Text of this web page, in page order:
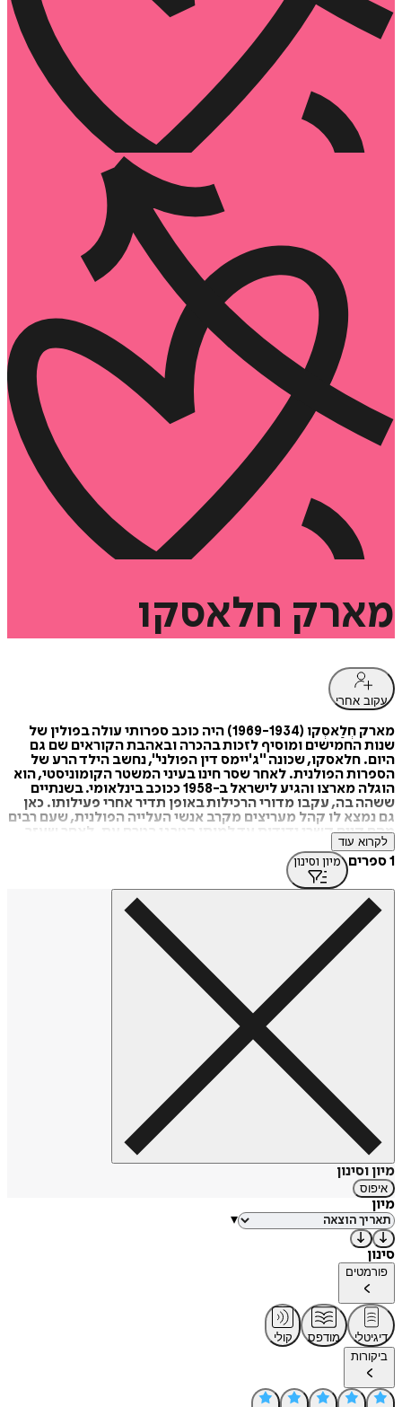
מארק חלאסקו
עקוב אחרי
מארק חְלַאסְקו (1969-1934) היה כוכב ספרותי עולה בפולין של
שנות החמישים ומוסיף לזכות בהכרה ובאהבת הקוראים שם גם
היום. חלאסקו, שכונה "ג'יימס דין הפולני", נחשב הילד הרע של
הספרות הפולנית. לאחר שסר חינו בעיני המשטר הקומוניסטי, הוא
הוגלה מארצו והגיע לישראל ב-1958 ככוכב בינלאומי. בשנתיים
ששהה בה, עקבו מדורי הרכילות באופן תדיר אחרי פעילותו. כאן
גם נמצא לו קהל מעריצים מקרב אנשי העלייה הפולנית, שעם רבים
מהם קיים קשרי ידידות עד למותו הטרגי בטרם עת. לאחר שעזב
את הארץ והיגר לגרמניה, לשוויץ ולארצות הברית, נהפכה ישראל
למקור השראתו הספרותית – מקום ההתרחשות של רוב היצירות
שחיבר בתקופה זו.
לקרוא עוד
1 ספרים מיון וסינון
מיון וסינון
איפוס
מיון
▾
סינון
פורמטים
דיגיטלי מודפס
קולי
ביקורות